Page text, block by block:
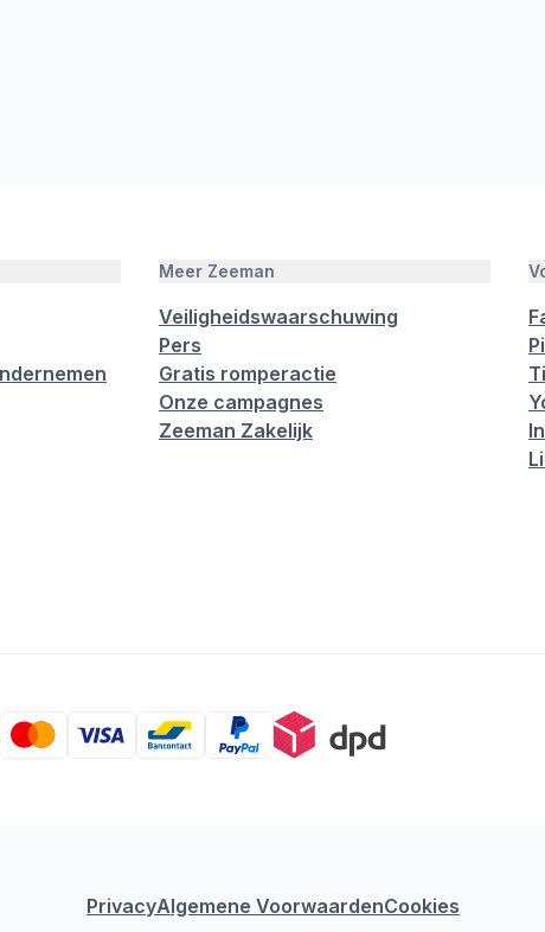
Meer Zeeman
Veiligheidswaarschuwing
Pers
Gratis romperactie
Onze campagnes
Zeeman Zakelijk
PrivacyAlgemene VoorwaardenCookies